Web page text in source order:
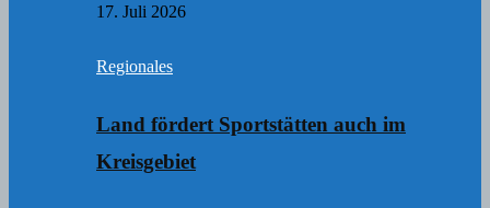
17. Juli 2026
Regionales
Land fördert Sportstätten auch im
Kreisgebiet